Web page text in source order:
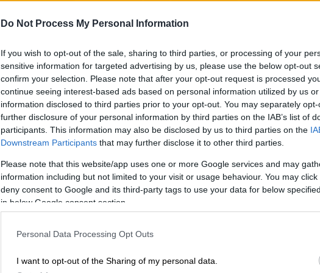
Do Not Process My Personal Information
If you wish to opt-out of the sale, sharing to third parties, or processing of your
sensitive information for targeted advertising by us, please use the below opt-out
confirm your selection. Please note that after your opt-out request is processed
continue seeing interest-based ads based on personal information utilized by us
information disclosed to third parties prior to your opt-out. You may separately
further disclosure of your personal information by third parties on the IAB’s list of
participants. This information may also be disclosed by us to third parties on the
Downstream Participants that may further disclose it to other third parties.
Please note that this website/app uses one or more Google services and may
information including but not limited to your visit or usage behaviour. You may
deny consent to Google and its third-party tags to use your data for below
in below Google consent section.
Personal Data Processing Opt Outs
I want to opt-out of the Sharing of my personal data.
την αρχή ότι είμαι καθαρός σαν
αστραπή»
αγροτοσυνδικαλιστής δήλωσε πως
«προσπάθησαν να μου κλείσουν το
στόμα γιατί είπα την αλήθεια»
Πολιτική|22.05.2026 20:42
Δημητρακόπουλος: Μειωμένες
ζημίες για Τσιάρα, Μηταράκη,
Παπακώστα από την έκθεση του
ΟΠΕΚΕΠΕ
«Το σκάνδαλο του ΟΠΕΚΕΠΕ είναι
υπαρκτό, η διασπάθιση εκατομμυρίων
ευρώ σε βάρος των πραγματικών
αγροτών κτηνοτρόφων είναι η